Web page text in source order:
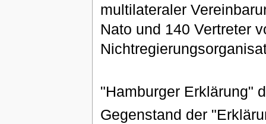
multilateraler
Nato und 140 Vertreter
"Hamburger Erklärung"
Gegenstand der